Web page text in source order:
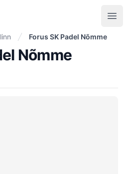
Forus SK Padel Nõmme
Nõmme